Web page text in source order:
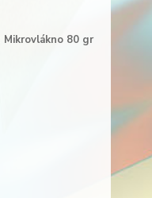
Mikrovlákno 80 gr